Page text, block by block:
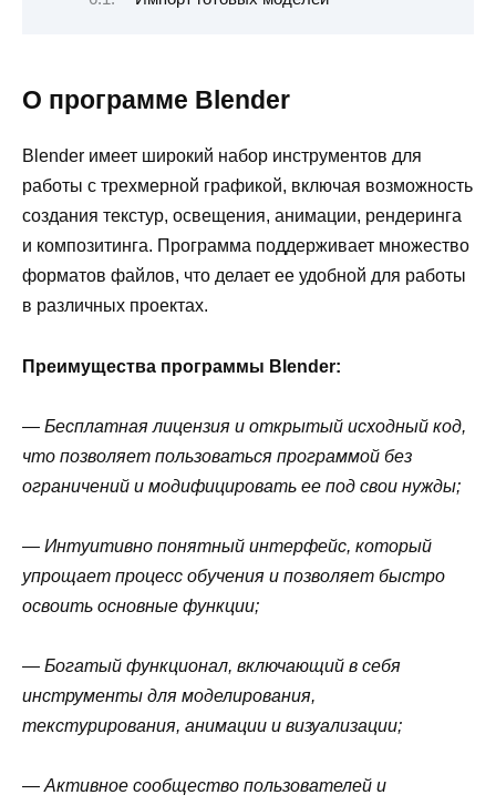
О программе Blender
Blender имеет широкий набор инструментов для
работы с трехмерной графикой, включая возможность
создания текстур, освещения, анимации, рендеринга
и композитинга. Программа поддерживает множество
форматов файлов, что делает ее удобной для работы
в различных проектах.
Преимущества программы Blender:
— Бесплатная лицензия и открытый исходный код,
что позволяет пользоваться программой без
ограничений и модифицировать ее под свои нужды;
— Интуитивно понятный интерфейс, который
упрощает процесс обучения и позволяет быстро
освоить основные функции;
— Богатый функционал, включающий в себя
инструменты для моделирования,
текстурирования, анимации и визуализации;
— Активное сообщество пользователей и